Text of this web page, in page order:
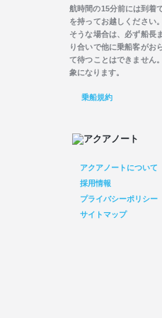
航時間の15分前には到着
を持ってお越しください
そうな場合は、必ず船長
り合いで他に乗船客がお
て待つことはできません
象になります。
乗船規約
アクアノートについて
採用情報
プライバシーポリシー
サイトマップ